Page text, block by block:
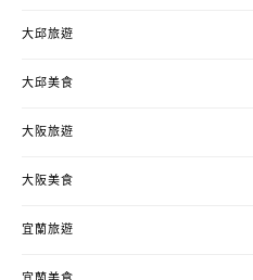
大邱旅遊
大邱美食
大阪旅遊
大阪美食
宜蘭旅遊